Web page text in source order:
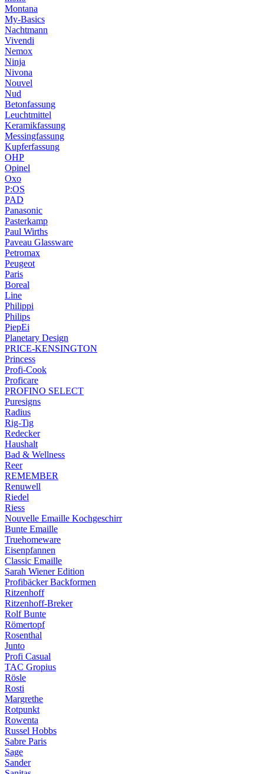
Montana
My-Basics
Nachtmann
Vivendi
Nemox
Ninja
Nivona
Nouvel
Nud
Betonfassung
Leuchtmittel
Keramikfassung
Messingfassung
Kupferfassung
OHP
Opinel
Oxo
P:OS
PAD
Panasonic
Pasterkamp
Paul Wirths
Paveau Glassware
Petromax
Peugeot
Paris
Boreal
Line
Philippi
Philips
PiepEi
Planetary Design
PRICE-KENSINGTON
Princess
Profi-Cook
Proficare
PROFINO SELECT
Puresigns
Radius
Rig-Tig
Redecker
Haushalt
Bad & Wellness
Reer
REMEMBER
Renuwell
Riedel
Riess
Nouvelle Emaille Kochgeschirr
Bunte Emaille
Truehomeware
Eisenpfannen
Classic Emaille
Sarah Wiener Edition
Profibäcker Backformen
Ritzenhoff
Ritzenhoff-Breker
Rolf Bunte
Römertopf
Rosenthal
Junto
Profi Casual
TAC Gropius
Rösle
Rosti
Margrethe
Rotpunkt
Rowenta
Russel Hobbs
Sabre Paris
Sage
Sander